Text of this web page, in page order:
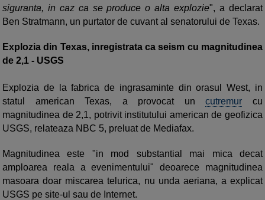
siguranta, in caz ca se produce o alta explozie", a declarat
Ben Stratmann, un purtator de cuvant al senatorului de Texas.
Explozia din Texas, inregistrata ca seism cu magnitudinea
de 2,1 - USGS
Explozia de la fabrica de ingrasaminte din orasul West, in
statul american Texas, a provocat uncutremur cu
magnitudinea de 2,1, potrivit institutului american de geofizica
USGS, relateaza NBC 5, preluat de Mediafax.
Magnitudinea este "in mod substantial mai mica decat
amploarea reala a evenimentului" deoarece magnitudinea
masoara doar miscarea telurica, nu unda aeriana, a explicat
USGS pe site-ul sau de Internet.